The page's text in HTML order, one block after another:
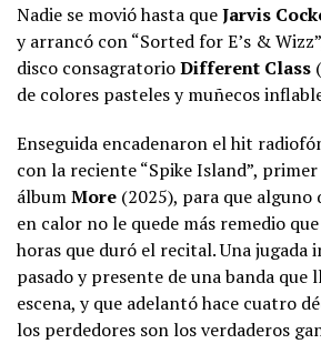
Nadie se movió hasta queJarvis
y arrancó con “Sorted for E’s &
disco consagratorioDifferent Class
de colores pasteles y muñecos
Enseguida encadenaron el hit
con la reciente “Spike Island”,
álbumMore (2025), para que alguno
en calor no le quede más remedio
horas que duró el recital. Una jugada
pasado y presente de una banda que
escena, y que adelantó hace cuatro
los perdedores son los verdaderos